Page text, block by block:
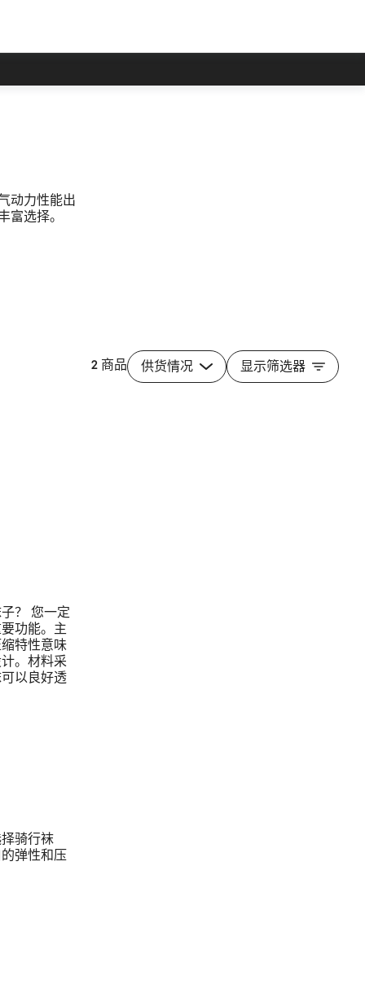
动力性能出
富选择。
2 商品 供货情况 显示筛选器
？ 您一定
功能。主
特性意味
。材料采
以良好透
骑行袜
弹性和压